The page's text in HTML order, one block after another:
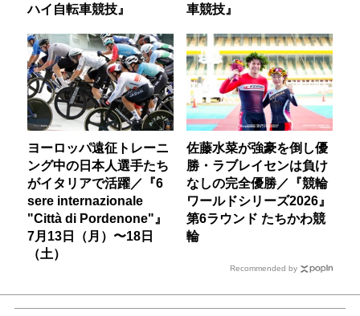
ハイ自転車競技』
車競技』
ヨーロッパ遠征トレーニ
ング中の日本人選手たち
がイタリアで活躍／『6
sere internazionale
"Città di Pordenone"』
7月13日（月）〜18日
（土）
佐藤水菜が強豪を倒し優
勝・ラブレイセンは負け
なしの完全優勝／『競輪
ワールドシリーズ2026』
第6ラウンド たちかわ競
輪
Recommended by